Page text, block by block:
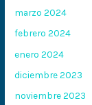
marzo 2024
febrero 2024
enero 2024
diciembre 2023
noviembre 2023